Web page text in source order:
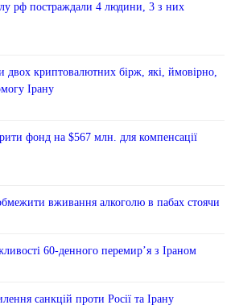
рф постраждали 4 людини, 3 з них
криптовалютних бірж, які, ймовірно,
Ірану
фонд на $567 млн. для компенсації
вживання алкоголю в пабах стоячи
60-денного перемир’я з Іраном
санкцій проти Росії та Ірану